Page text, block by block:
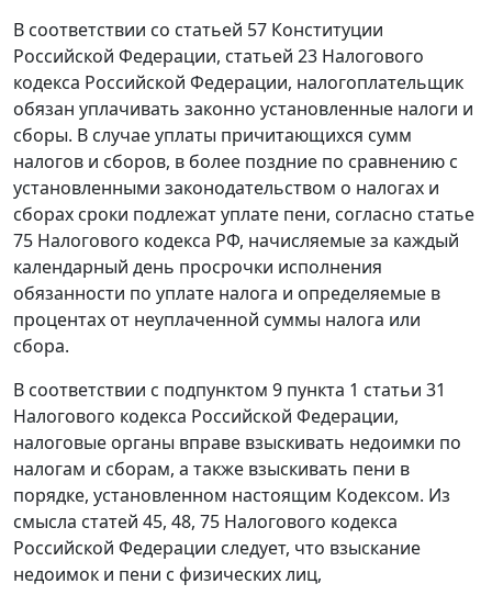
В соответствии со статьей 57 Конституции
Российской Федерации, статьей 23 Налогового
кодекса Российской Федерации, налогоплательщик
обязан уплачивать законно установленные налоги и
сборы. В случае уплаты причитающихся сумм
налогов и сборов, в более поздние по сравнению с
установленными законодательством о налогах и
сборах сроки подлежат уплате пени, согласно статье
75 Налогового кодекса РФ, начисляемые за каждый
календарный день просрочки исполнения
обязанности по уплате налога и определяемые в
процентах от неуплаченной суммы налога или
сбора.
В соответствии с подпунктом 9 пункта 1 статьи 31
Налогового кодекса Российской Федерации,
налоговые органы вправе взыскивать недоимки по
налогам и сборам, а также взыскивать пени в
порядке, установленном настоящим Кодексом. Из
смысла статей 45, 48, 75 Налогового кодекса
Российской Федерации следует, что взыскание
недоимок и пени с физических лиц,